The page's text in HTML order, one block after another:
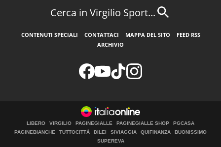
Cerca in Virgilio Sport...
CONTENUTI SPECIALI CONTATTACI MAPPA DEL SITO
FEED RSS
ARCHIVIO
LIBERO VIRGILIO PAGINEGIALLE PAGINEGIALLE SHOP
PGCASA
PAGINEBIANCHE
TUTTOCITTÀ DILEI SIVIAGGIA QUIFINANZA
BUONISSIMO
SUPEREVA